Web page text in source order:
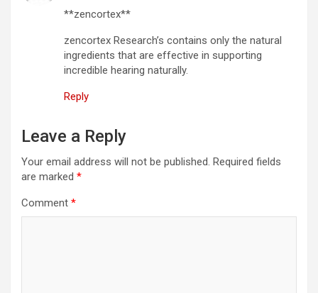
**zencortex**
zencortex Research’s contains only the natural
ingredients that are effective in supporting
incredible hearing naturally.
Reply
Leave a Reply
Your email address will not be published. Required fields
are marked *
Comment *